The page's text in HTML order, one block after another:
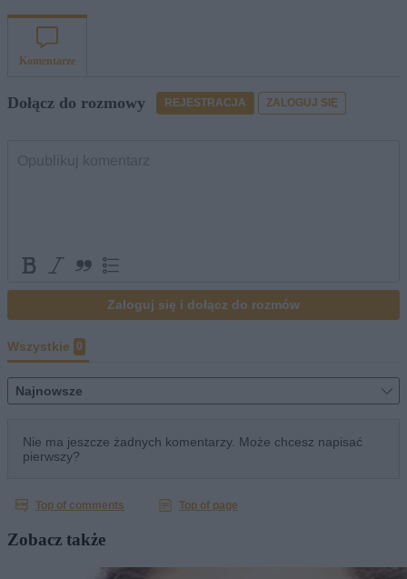
Zobacz także